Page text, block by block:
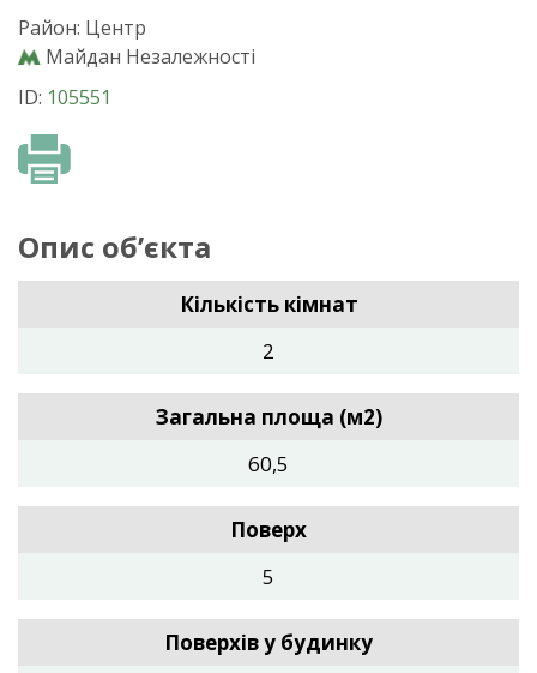
Район: Центр
Майдан Незалежності
ID: 105551
Опис об’єкта
Кількість кімнат
2
Загальна площа (м2)
60,5
Поверх
5
Поверхів у будинку